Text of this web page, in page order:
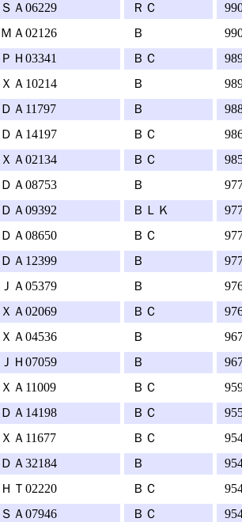
Ａ06229 ＲＣ
Ａ02126 Ｂ
Ｈ03341 ＢＣ
Ａ10214 Ｂ
Ａ11797 Ｂ
Ａ14197 ＢＣ
Ａ02134 ＢＣ
Ａ08753 Ｂ
Ａ09392 ＢＬＫ
Ａ08650 ＢＣ
Ａ12399 Ｂ
Ａ05379 Ｂ
Ａ02069 ＢＣ
Ａ04536 Ｂ
Ｈ07059 Ｂ
Ａ11009 ＢＣ
Ａ14198 ＢＣ
Ａ11677 ＢＣ
Ａ32184 Ｂ
Ｔ02220 ＢＣ
Ａ07946 ＢＣ